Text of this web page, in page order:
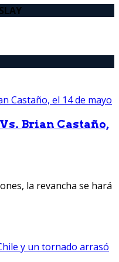
Brian Castaño,
la revancha se hará